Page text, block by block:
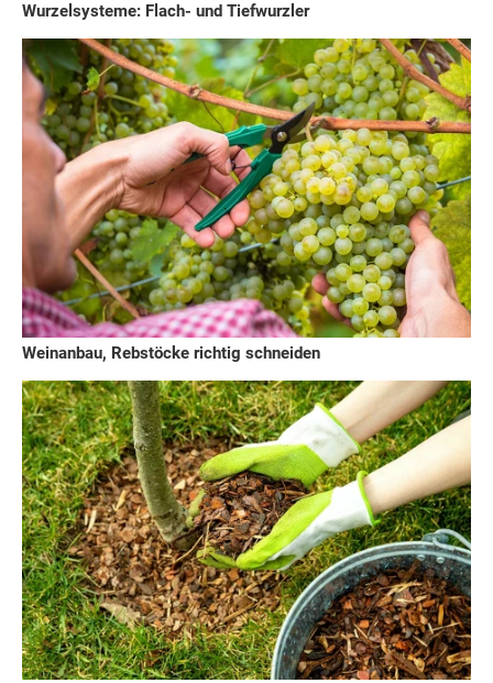
Wurzelsysteme: Flach- und Tiefwurzler
Weinanbau, Rebstöcke richtig schneiden